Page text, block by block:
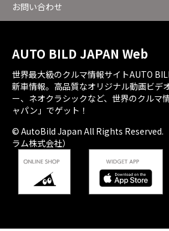
お問い合わせ
AUTO BILD JAPAN Web
世界最大級のクルマ情報サイトAUTO
新車情報。高品質なオリジナル動画ビデ
ー、ネオクラシックなど、世界のクルマ
ャパン」でゲット！
© AutoBild Japan All Rights Reserved.
ラム株式会社）